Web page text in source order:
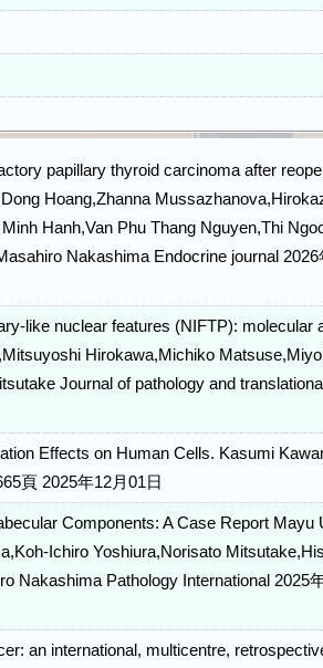
papillary thyroid carcinoma after
Hoang,Zhanna
Hanh,Van Phu Thang Nguyen,Thi
Nakashima Endocrine journal 2026
like nuclear features (NIFTP): molecular
Hirokawa,Michiko
Journal of pathology and
Effects on Human Cells. Kasumi
頁 2025年12月01日
Components: A Case Report Mayu
Yoshiura,Norisato
Nakashima Pathology International 2025
an international, multicentre,